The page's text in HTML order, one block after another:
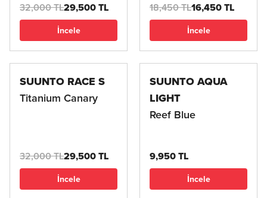
32,000 TL29,500 TL
İncele
18,450 TL16,450 TL
İncele
SUUNTO RACE S
Titanium Canary
32,000 TL29,500 TL
İncele
SUUNTO AQUA
LIGHT
Reef Blue
9,950 TL
İncele